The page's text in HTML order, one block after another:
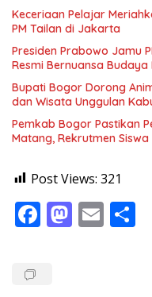
Keceriaan Pelajar
PM Tailan di Jakarta
Presiden Prabowo Jamu
Resmi Bernuansa
Bupati Bogor Dorong
dan Wisata Unggulan
Pemkab Bogor Pastikan
Matang, Rekrutmen
Post Views: 321
F M E